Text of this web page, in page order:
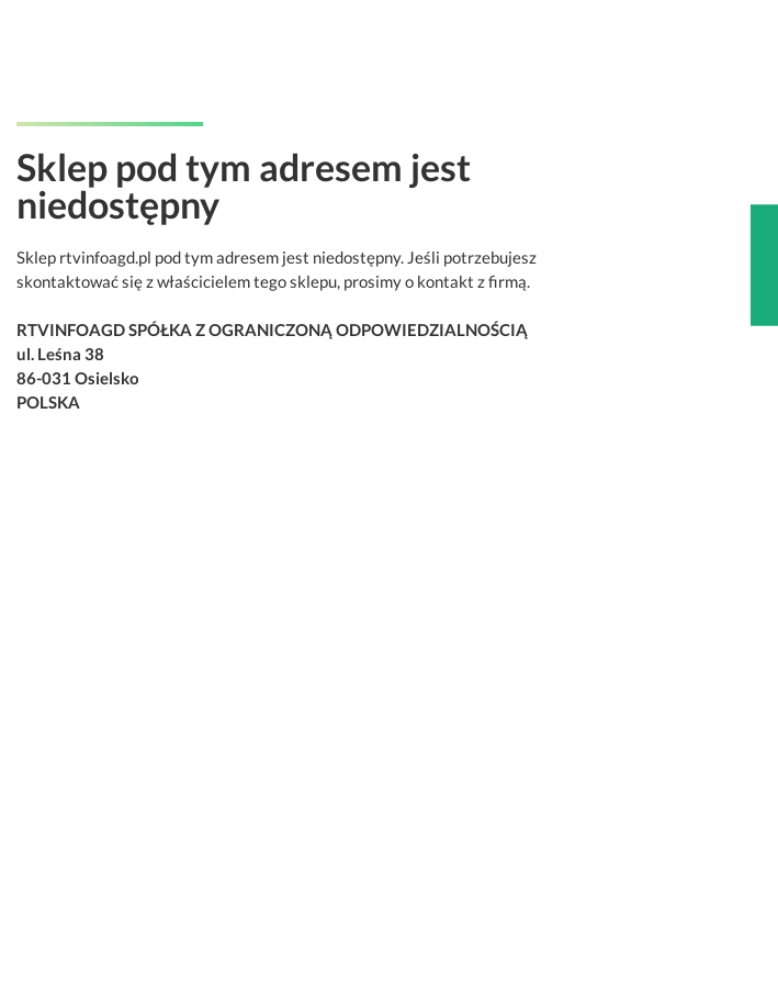
Sklep pod tym adresem jest
niedostępny
Sklep rtvinfoagd.pl pod tym adresem jest niedostępny. Jeśli potrzebujesz
skontaktować się z właścicielem tego sklepu, prosimy o kontakt z firmą.
RTVINFOAGD SPÓŁKA Z OGRANICZONĄ ODPOWIEDZIALNOŚCIĄ
ul. Leśna 38
86-031 Osielsko
POLSKA